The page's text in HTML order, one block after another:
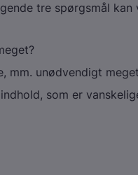
tre spørgsmål kan
mm. unødvendigt
som er